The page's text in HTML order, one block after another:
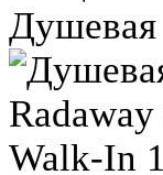
Душевая